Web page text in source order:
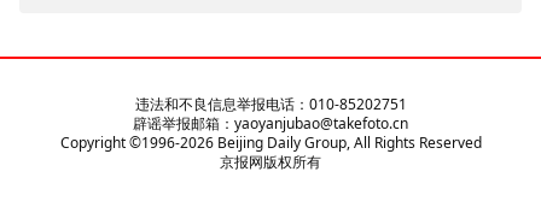
违法和不良信息举报电话：010-85202751
辟谣举报邮箱：yaoyanjubao@takefoto.cn
Copyright ©1996-2026Beijing Daily Group, All Rights Reserved
京报网版权所有